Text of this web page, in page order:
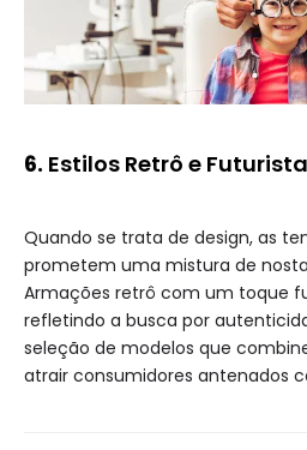
6. Estilos Retrô e
Quando se trata de design, as
prometem uma mistura de
Armações retrô com um toque
refletindo a busca por
seleção de modelos que
atrair consumidores antenados